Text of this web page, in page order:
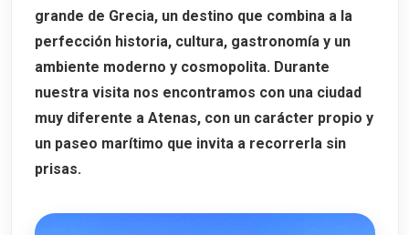
11. Plaza Aristóteles
Un rincón que nos llamó la atención:
Monasterio de Santa Teodora
5 excursiones desde Tesalónica
1. Meteora
Halkidiki
grande de Grecia, un destino que combina a la
perfección historia, cultura, gastronomía y un
ambiente moderno y cosmopolita. Durante
nuestra visita nos encontramos con una ciudad
muy diferente a Atenas, con un carácter propio y
un paseo marítimo que invita a recorrerla sin
prisas.